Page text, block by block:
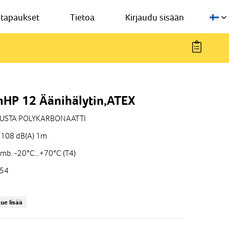
Tietoa Kirjaudu sisään
12 Äänihälytin,ATEX
POLYKARBONAATTI
dB(A) 1m
-20°C...+70°C (T4)
lisää